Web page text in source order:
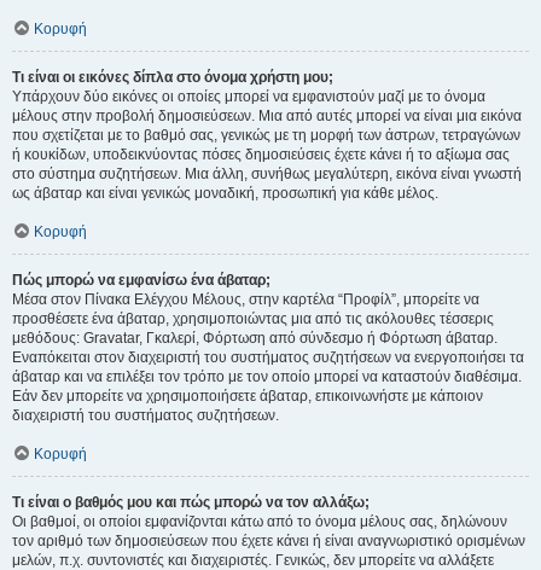
Κορυφή
Τι είναι οι εικόνες δίπλα στο όνομα χρήστη μου;
Υπάρχουν δύο εικόνες οι οποίες μπορεί να εμφανιστούν μαζί με το όνομα
μέλους στην προβολή δημοσιεύσεων. Μια από αυτές μπορεί να είναι μια εικόνα
που σχετίζεται με το βαθμό σας, γενικώς με τη μορφή των άστρων, τετραγώνων
ή κουκίδων, υποδεικνύοντας πόσες δημοσιεύσεις έχετε κάνει ή το αξίωμα σας
στο σύστημα συζητήσεων. Μια άλλη, συνήθως μεγαλύτερη, εικόνα είναι γνωστή
ως άβαταρ και είναι γενικώς μοναδική, προσωπική για κάθε μέλος.
Κορυφή
Πώς μπορώ να εμφανίσω ένα άβαταρ;
Μέσα στον Πίνακα Ελέγχου Μέλους, στην καρτέλα “Προφίλ”, μπορείτε να
προσθέσετε ένα άβαταρ, χρησιμοποιώντας μια από τις ακόλουθες τέσσερις
μεθόδους: Gravatar, Γκαλερί, Φόρτωση από σύνδεσμο ή Φόρτωση άβαταρ.
Εναπόκειται στον διαχειριστή του συστήματος συζητήσεων να ενεργοποιήσει τα
άβαταρ και να επιλέξει τον τρόπο με τον οποίο μπορεί να καταστούν διαθέσιμα.
Εάν δεν μπορείτε να χρησιμοποιήσετε άβαταρ, επικοινωνήστε με κάποιον
διαχειριστή του συστήματος συζητήσεων.
Κορυφή
Τι είναι ο βαθμός μου και πώς μπορώ να τον αλλάξω;
Οι βαθμοί, οι οποίοι εμφανίζονται κάτω από το όνομα μέλους σας, δηλώνουν
τον αριθμό των δημοσιεύσεων που έχετε κάνει ή είναι αναγνωριστικό ορισμένων
μελών, π.χ. συντονιστές και διαχειριστές. Γενικώς, δεν μπορείτε να αλλάξετε